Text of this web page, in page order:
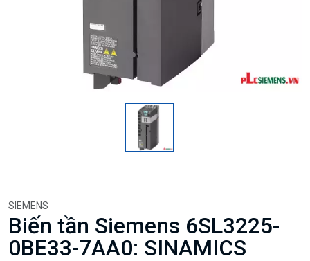
SIEMENS
Biến tần Siemens 6SL3225-
0BE33-7AA0: SINAMICS